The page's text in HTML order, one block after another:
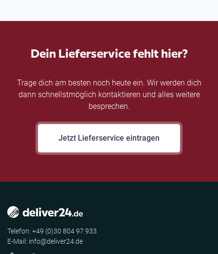
Dein Lieferservice fehlt hier?
Trage dich am besten noch heute ein. Wir werden dich
dann schnellstmöglich kontaktieren und alles weitere
besprechen.
Jetzt Lieferservice eintragen
Telefon: +49 (0)30 804 97 933
E-Mail: info@deliver24.de